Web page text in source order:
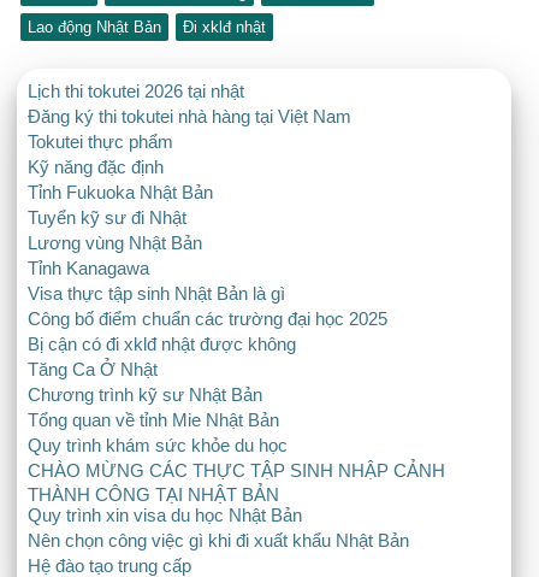
Lao động Nhật Bản
Đi xklđ nhật
Lịch thi tokutei 2026 tại nhật
Đăng ký thi tokutei nhà hàng tại Việt Nam
Tokutei thực phẩm
Kỹ năng đặc định
Tỉnh Fukuoka Nhật Bản
Tuyển kỹ sư đi Nhật
Lương vùng Nhật Bản
Tỉnh Kanagawa
Visa thực tập sinh Nhật Bản là gì
Công bố điểm chuẩn các trường đại học 2025
Bị cận có đi xklđ nhật được không
Tăng Ca Ở Nhật
Chương trình kỹ sư Nhật Bản
Tổng quan về tỉnh Mie Nhật Bản
Quy trình khám sức khỏe du học
CHÀO MỪNG CÁC THỰC TẬP SINH NHẬP CẢNH
THÀNH CÔNG TẠI NHẬT BẢN
Quy trình xin visa du học Nhật Bản
Nên chọn công việc gì khi đi xuất khẩu Nhật Bản
Hệ đào tạo trung cấp